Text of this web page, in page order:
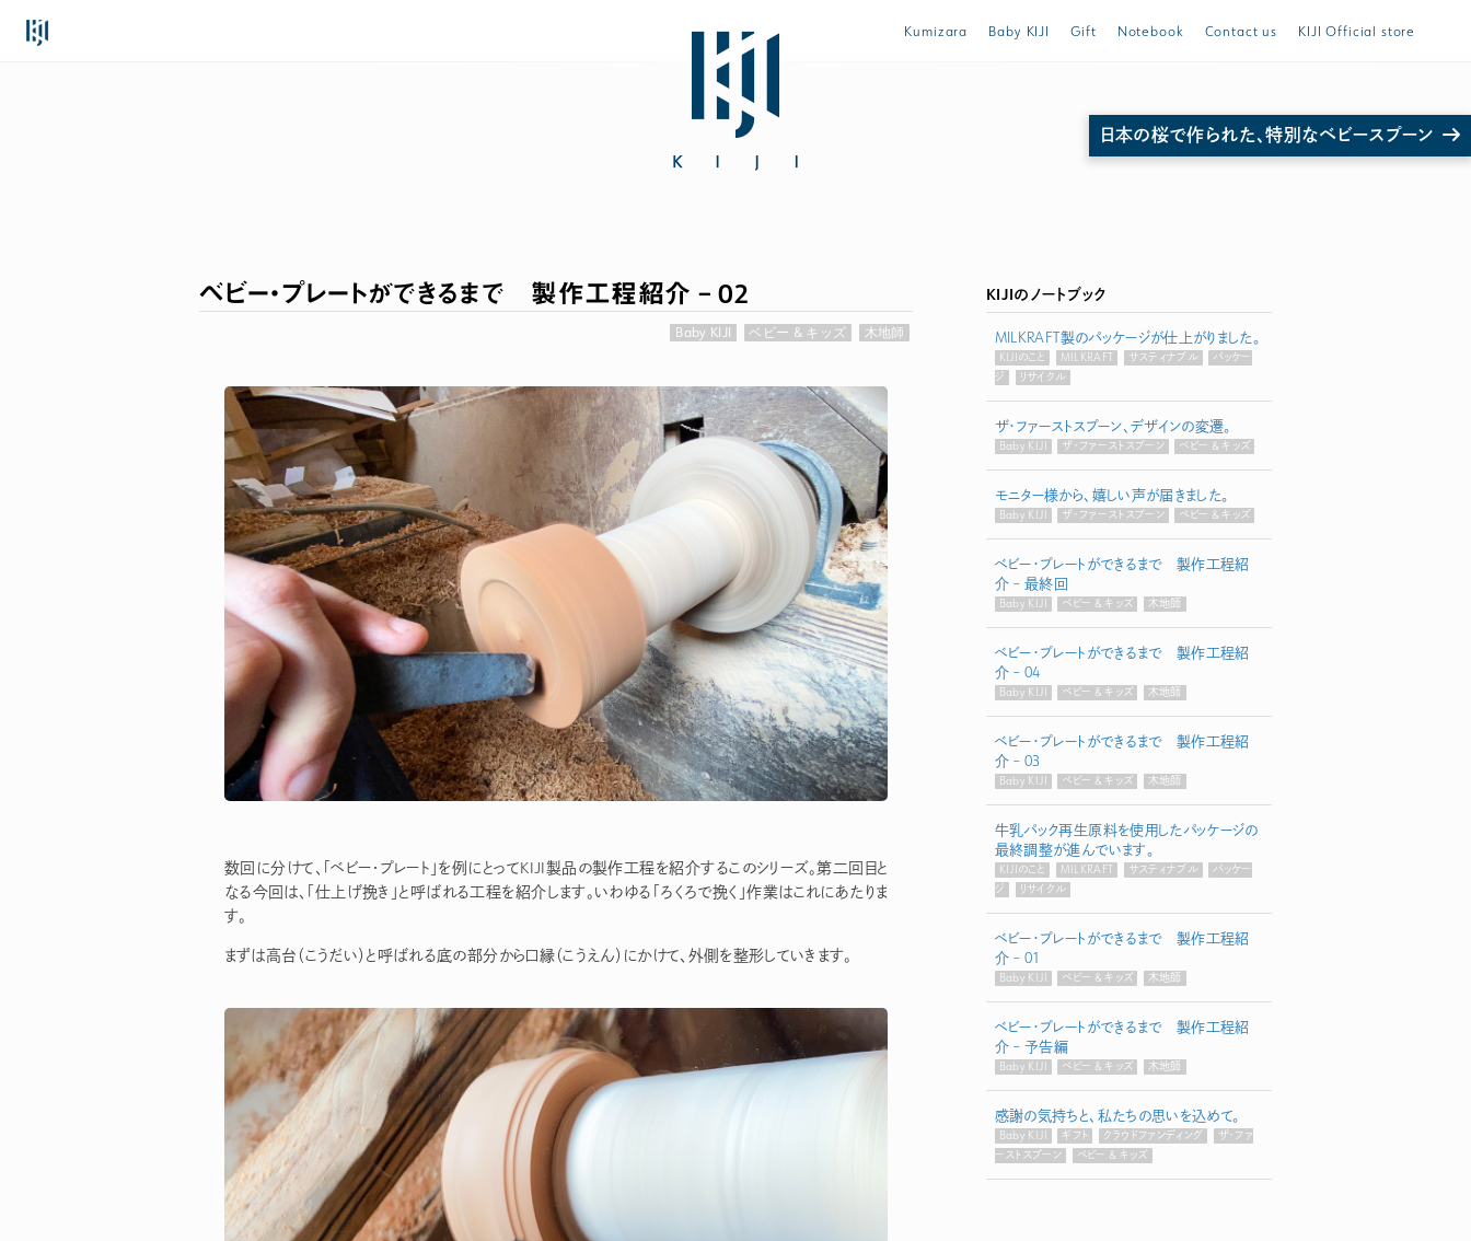
日本の桜で作られた、特別なベビースプーン
Kumizara Baby KIJI Gift Notebook Contact us KIJI Official store
「初めてなのに上手に使えた♪」とママに大好評のザ・ファーストスプーンほか ご購入は公式ストア store.KIJI.online へどうぞ。
ベビー・プレートができるまで 製作工程紹介 – 02
Baby KIJI ベビー & キッズ 木地師
数回に分けて、「ベビー・プレート」を例にとってKIJI製品の製作工程を紹介するこのシリーズ。第二回目と
なる今回は、「仕上げ挽き」と呼ばれる工程を紹介します。いわゆる「ろくろで挽く」作業はこれにあたりま
す。
まずは高台（こうだい）と呼ばれる底の部分から口縁（こうえん）にかけて、外側を整形していきます。
KIJIのノートブック
MILKRAFT製のパッケージが仕上がりました。
KIJIのこと MILKRAFT サスティナブル
パッケー
ジ
リサイクル
ザ・ファーストスプーン、デザインの変遷。
Baby KIJI ザ・ファーストスプーン ベビー & キッズ
モニター様から、嬉しい声が届きました。
Baby KIJI ザ・ファーストスプーン ベビー & キッズ
ベビー・プレートができるまで 製作工程紹
介 – 最終回
Baby KIJI ベビー & キッズ 木地師
ベビー・プレートができるまで 製作工程紹
介 – 04
Baby KIJI ベビー & キッズ 木地師
ベビー・プレートができるまで 製作工程紹
介 – 03
Baby KIJI ベビー & キッズ 木地師
牛乳パック再生原料を使用したパッケージの
最終調整が進んでいます。
KIJIのこと MILKRAFT サスティナブル
パッケー
ジ
リサイクル
ベビー・プレートができるまで 製作工程紹
介 – 01
Baby KIJI ベビー & キッズ 木地師
ベビー・プレートができるまで 製作工程紹
介 – 予告編
Baby KIJI ベビー & キッズ 木地師
感謝の気持ちと、私たちの思いを込めて。
Baby KIJI ギフト クラウドファンディング
ザ・ファ
ーストスプーン
ベビー & キッズ